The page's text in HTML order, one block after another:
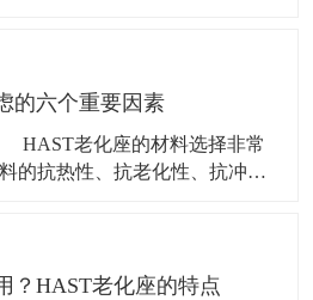
座的测试部件一般由支架
的六个重要因素
的抗热性、抗老化性、抗冲击
老化座的性能稳定，确保其
？HAST老化座的特点